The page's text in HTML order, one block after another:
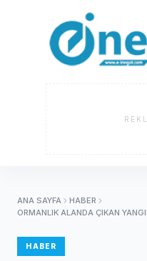
ANA SAYFA
HABER
ORMANLIK ALANDA ÇIKAN
HABER